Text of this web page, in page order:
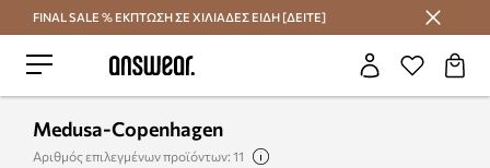
Εξοικονομήστε με το Answear Club
FINAL SALE % ΕΚΠΤΩΣΗ ΣΕ ΧΙΛΙΑΔΕΣ ΕΙΔΗ [ΔΕΙΤΕ]
Medusa-Copenhagen
Αριθμός επιλεγμένων προϊόντων: 11